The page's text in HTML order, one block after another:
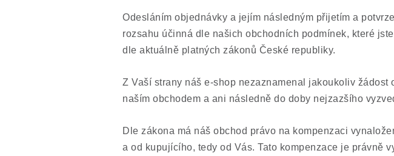
Odesláním objednávky a jejím následným přijetím a
rozsahu účinná dle našich obchodních podmínek, které
dle aktuálně platných zákonů České republiky.
Z Vaší strany náš e-shop nezaznamenal jakoukoliv
naším obchodem a ani následně do doby nejzazšího
Dle zákona má náš obchod právo na kompenzaci
a od kupujícího, tedy od Vás. Tato kompenzace je právně